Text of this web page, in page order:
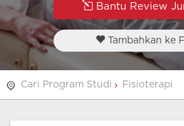
Bantu Review
Tambahkan ke
Cari Program Studi Fisioterapi